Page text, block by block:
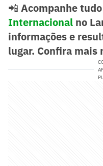
📲 Acompanhe
Internacional no
informações e
lugar. Confira mais